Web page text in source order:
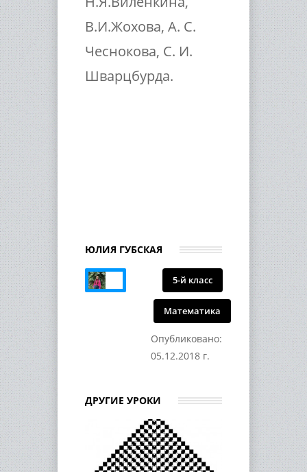
В.И.Жохова, А. С.
Чеснокова, С. И.
Шварцбурда.
ЮЛИЯ ГУБСКАЯ
5-й класс
Математика
Опубликовано:
05.12.2018 г.
ДРУГИЕ УРОКИ